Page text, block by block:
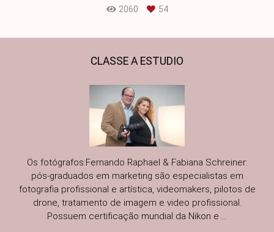
2060 54
CLASSE A ESTUDIO
Os fotógrafos:Fernando Raphael & Fabiana Schreiner:
pós-graduados em marketing são especialistas em
fotografia profissional e artística, videomakers, pilotos de
drone, tratamento de imagem e video profissional.
Possuem certificação mundial da Nikon e ...